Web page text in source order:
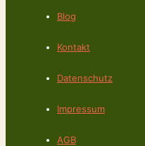
Blog
Kontakt
Datenschutz
Impressum
AGB